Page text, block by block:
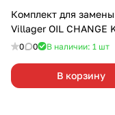
Комплект для
Villager OIL CHANGE
0 0 В наличии: 1 шт
В корзину